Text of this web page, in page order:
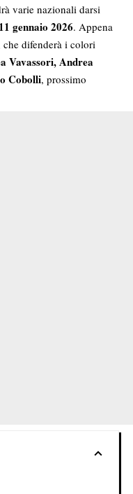
varie nazionali darsi
gennaio 2026. Appena
che difenderà i colori
Vavassori, Andrea
Cobolli, prossimo